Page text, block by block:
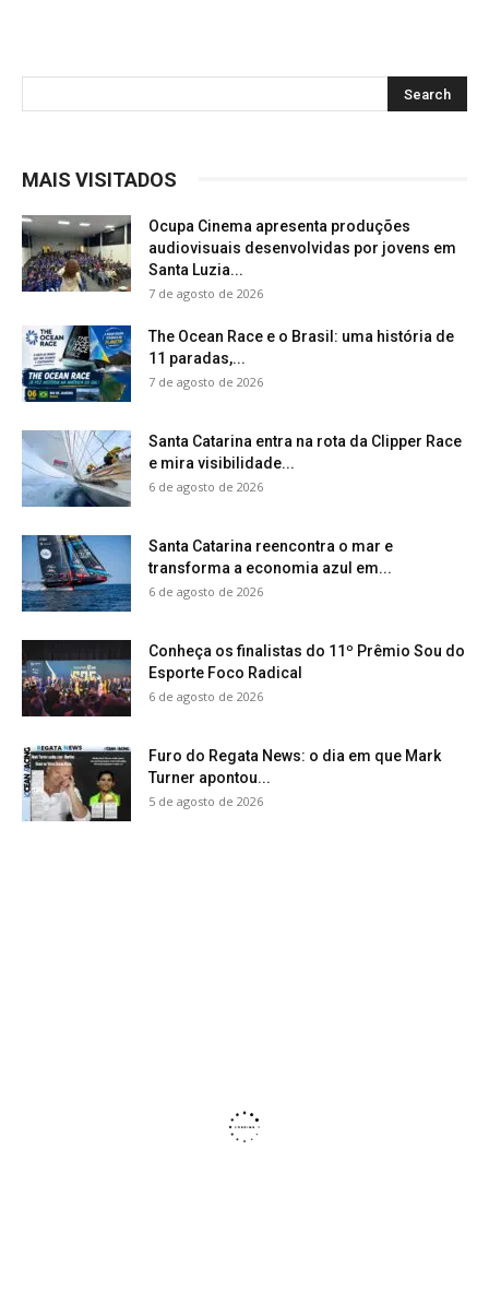
MAIS VISITADOS
Ocupa Cinema apresenta produções
audiovisuais desenvolvidas por jovens em
Santa Luzia...
7 de agosto de 2026
The Ocean Race e o Brasil: uma história de
11 paradas,...
7 de agosto de 2026
Santa Catarina entra na rota da Clipper Race
e mira visibilidade...
6 de agosto de 2026
Santa Catarina reencontra o mar e
transforma a economia azul em...
6 de agosto de 2026
Conheça os finalistas do 11º Prêmio Sou do
Esporte Foco Radical
6 de agosto de 2026
Furo do Regata News: o dia em que Mark
Turner apontou...
5 de agosto de 2026